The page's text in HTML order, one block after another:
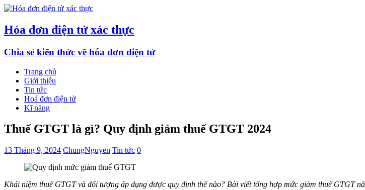
Hóa đơn điện tử xác thực
Chia sẻ kiến thức về hóa đơn điện tử
Trang chủ
Giới thiệu
Tin tức
Hoá đơn điện tử
Kĩ năng
Thuế GTGT là gì? Quy định giảm thuế GTGT 2024
13 Tháng 9, 2024 ChungNguyen Tin tức 0
Khái niệm thuế GTGT và đối tượng áp dụng được quy định thế nào? Bài viết tổng hợp mức giảm thuế GTGT